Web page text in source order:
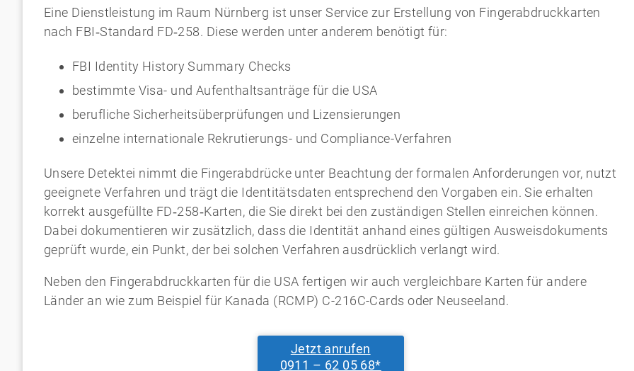
Eine Dienstleistung im Raum Nürnberg ist unser Service zur Erstellung von Fingerabdruckkarten
nach FBI‑Standard FD‑258. Diese werden unter anderem benötigt für:
FBI Identity History Summary Checks
bestimmte Visa- und Aufenthaltsanträge für die USA
berufliche Sicherheitsüberprüfungen und Lizensierungen
einzelne internationale Rekrutierungs- und Compliance-Verfahren
Unsere Detektei nimmt die Fingerabdrücke unter Beachtung der formalen Anforderungen vor, nutzt
geeignete Verfahren und trägt die Identitätsdaten entsprechend den Vorgaben ein. Sie erhalten
korrekt ausgefüllte FD‑258‑Karten, die Sie direkt bei den zuständigen Stellen einreichen können.
Dabei dokumentieren wir zusätzlich, dass die Identität anhand eines gültigen Ausweisdokuments
geprüft wurde, ein Punkt, der bei solchen Verfahren ausdrücklich verlangt wird.
Neben den Fingerabdruckkarten für die USA fertigen wir auch vergleichbare Karten für andere
Länder an wie zum Beispiel für Kanada (RCMP) C-216C-Cards oder Neuseeland.
Jetzt anrufen
0911 – 62 05 68*